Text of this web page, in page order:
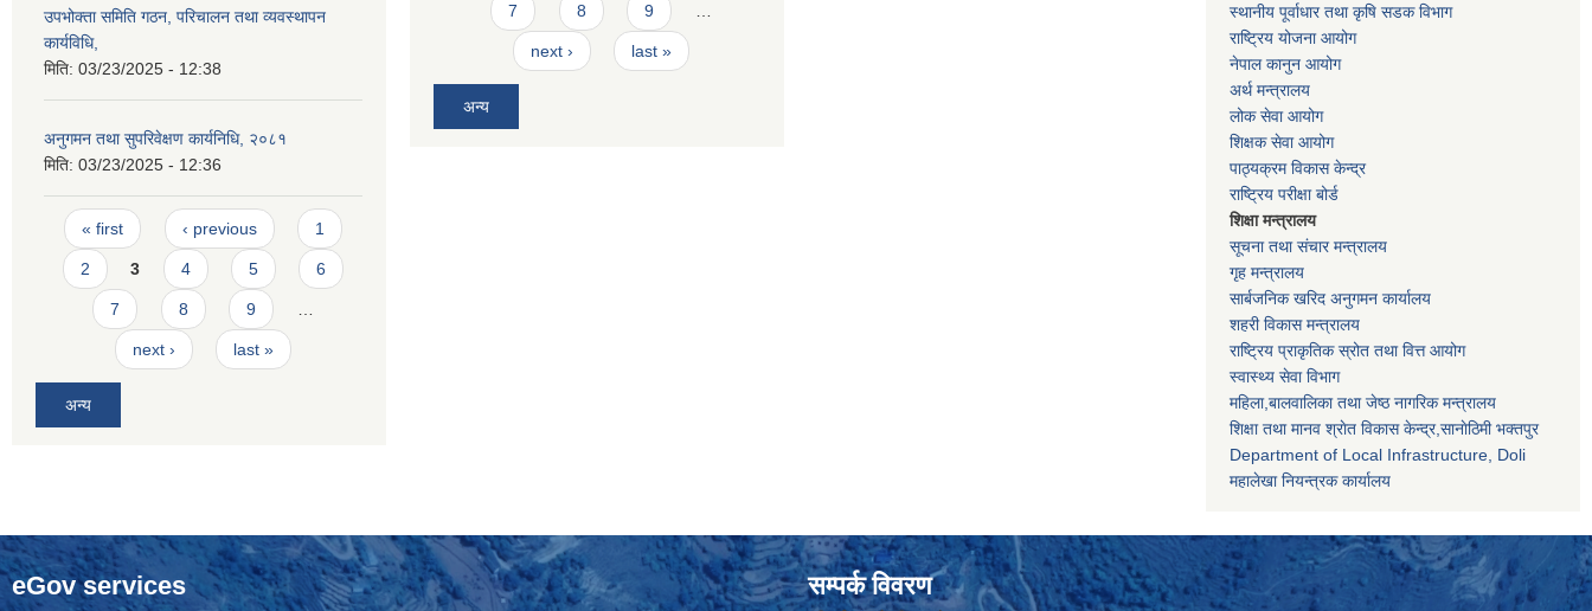
उपभोक्ता समिति गठन, परिचालन तथा व्यवस्थापन
कार्यविधि,
मिति: 03/23/2025 - 12:38
अनुगमन तथा सुपरिवेक्षण कार्यनिधि, २०८१
मिति: 03/23/2025 - 12:36
Pages
« first ‹ previous 1
2 3 4 5 6
7 8 9 …
next › last »
अन्य
7 8 9 …
next › last »
अन्य
स्थानीय पूर्वाधार तथा कृषि सडक विभाग
राष्ट्रिय योजना आयोग
नेपाल कानुन आयोग
अर्थ मन्त्रालय
लोक सेवा आयोग
शिक्षक सेवा आयोग
पाठ्यक्रम विकास केन्द्र
राष्ट्रिय परीक्षा बोर्ड
शिक्षा मन्त्रालय
सूचना तथा संचार मन्त्रालय
गृह मन्त्रालय
सार्बजनिक खरिद अनुगमन कार्यालय
शहरी विकास मन्त्रालय
राष्ट्रिय प्राकृतिक स्रोत तथा वित्त आयोग
स्वास्थ्य सेवा विभाग
महिला,बालवालिका तथा जेष्ठ नागरिक मन्त्रालय
शिक्षा तथा मानव श्राेत विकास केन्द्र,सानाेठिमी भक्तपुर
Department of Local Infrastructure, Doli
महालेखा नियन्त्रक कार्यालय
eGov services सम्पर्क विवरण